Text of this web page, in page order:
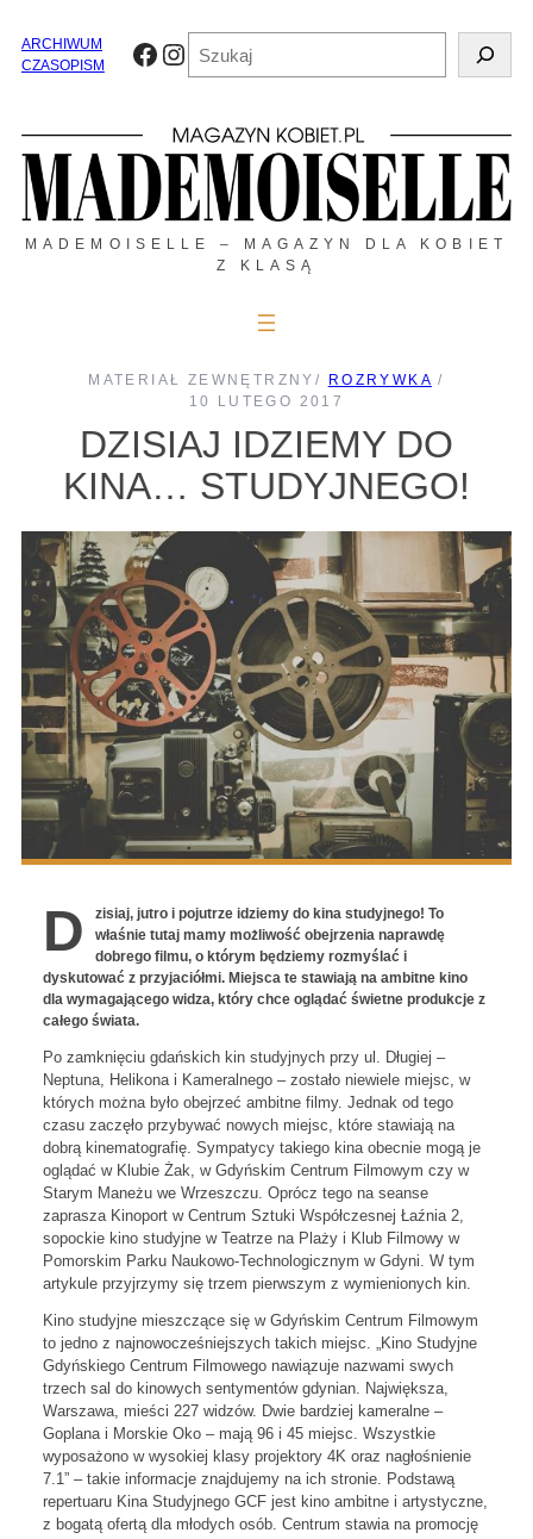
treściARCHIWUM
CZASOPISM
Facebook
Instagram
MADEMOISELLE – MAGAZYN DLA KOBIET
Z KLASĄ
MATERIAŁ ZEWNĘTRZNY / ROZRYWKA /
10 LUTEGO 2017
DZISIAJ IDZIEMY DO
KINA… STUDYJNEGO!
D
zisiaj, jutro i pojutrze idziemy do kina studyjnego! To
właśnie tutaj mamy możliwość obejrzenia naprawdę
dobrego filmu, o którym będziemy rozmyślać i
dyskutować z przyjaciółmi. Miejsca te stawiają na ambitne kino
dla wymagającego widza, który chce oglądać świetne produkcje z
całego świata.
Po zamknięciu gdańskich kin studyjnych przy ul. Długiej –
Neptuna, Helikona i Kameralnego – zostało niewiele miejsc, w
których można było obejrzeć ambitne filmy. Jednak od tego
czasu zaczęło przybywać nowych miejsc, które stawiają na
dobrą kinematografię. Sympatycy takiego kina obecnie mogą je
oglądać w Klubie Żak, w Gdyńskim Centrum Filmowym czy w
Starym Maneżu we Wrzeszczu. Oprócz tego na seanse
zaprasza Kinoport w Centrum Sztuki Współczesnej Łaźnia 2,
sopockie kino studyjne w Teatrze na Plaży i Klub Filmowy w
Pomorskim Parku Naukowo-Technologicznym w Gdyni. W tym
artykule przyjrzymy się trzem pierwszym z wymienionych kin.
Kino studyjne mieszczące się w Gdyńskim Centrum Filmowym
to jedno z najnowocześniejszych takich miejsc. „Kino Studyjne
Gdyńskiego Centrum Filmowego nawiązuje nazwami swych
trzech sal do kinowych sentymentów gdynian. Największa,
Warszawa, mieści 227 widzów. Dwie bardziej kameralne –
Goplana i Morskie Oko – mają 96 i 45 miejsc. Wszystkie
wyposażono w wysokiej klasy projektory 4K oraz nagłośnienie
7.1” – takie informacje znajdujemy na ich stronie. Podstawą
repertuaru Kina Studyjnego GCF jest kino ambitne i artystyczne,
z bogatą ofertą dla młodych osób. Centrum stawia na promocję